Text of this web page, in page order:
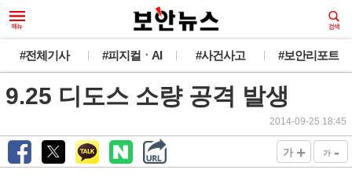
#전체기사 #피지컬ㆍAI #사건사고 #보안리포트
9.25 디도스 소량 공격 발생
2014-09-25 18:45
가 + 가 -